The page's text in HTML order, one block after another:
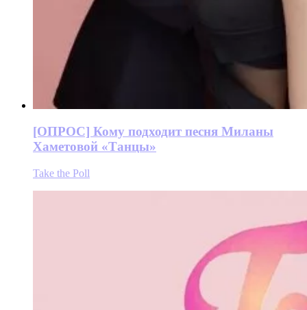
[ОПРОС] Кому подходит песня Миланы
Хаметовой «Танцы»
Take the Poll